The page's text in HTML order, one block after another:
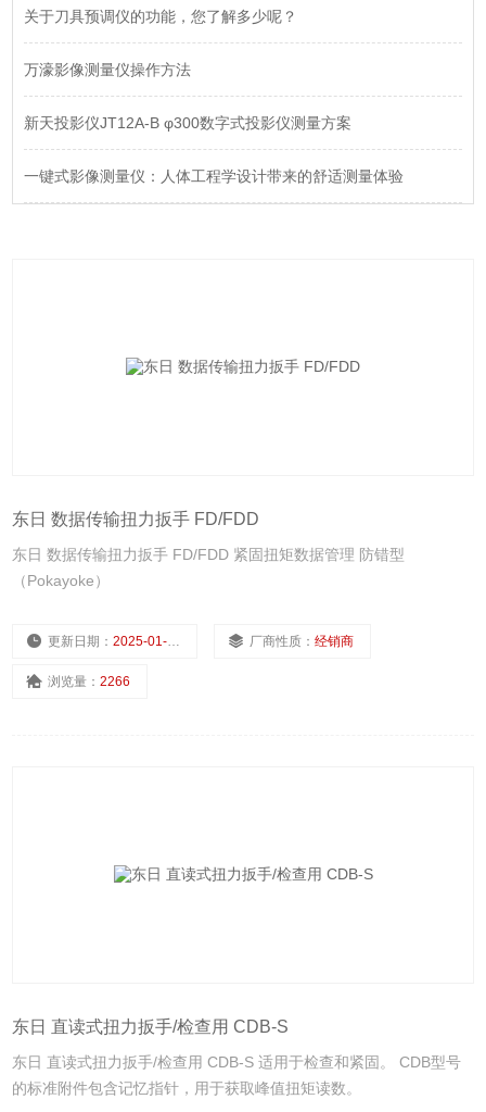
关于刀具预调仪的功能，您了解多少呢？
万濠影像测量仪操作方法
新天投影仪JT12A-B φ300数字式投影仪测量方案
一键式影像测量仪：人体工程学设计带来的舒适测量体验
东日 数据传输扭力扳手 FD/FDD
东日 数据传输扭力扳手 FD/FDD 紧固扭矩数据管理 防错型
（Pokayoke）
更新日期：2025-01-10 厂商性质：经销商
浏览量：2266
东日 直读式扭力扳手/检查用 CDB-S
东日 直读式扭力扳手/检查用 CDB-S 适用于检查和紧固。 CDB型号
的标准附件包含记忆指针，用于获取峰值扭矩读数。